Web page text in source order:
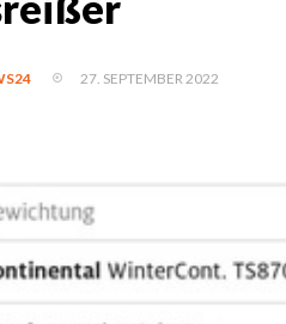
27. SEPTEMBER 2022